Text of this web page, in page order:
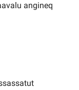
angineq